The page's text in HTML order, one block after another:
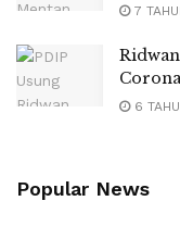
7
6
Popular News